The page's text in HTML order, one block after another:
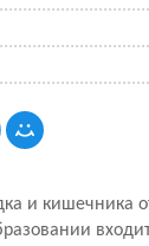
и кишечника